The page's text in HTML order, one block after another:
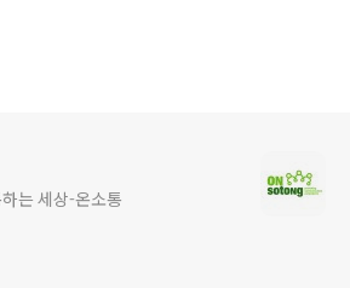
는 세상-온소통